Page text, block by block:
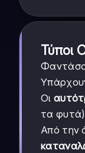
Τύποι
Οι
τα φυτά)
Από την